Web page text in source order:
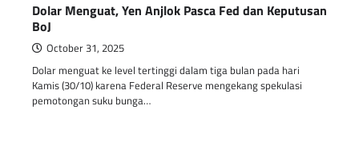
Dolar Menguat, Yen Anjlok Pasca Fed dan Keputusan
BoJ
October 31, 2025
Dolar menguat ke level tertinggi dalam tiga bulan pada hari
Kamis (30/10) karena Federal Reserve mengekang spekulasi
pemotongan suku bunga…